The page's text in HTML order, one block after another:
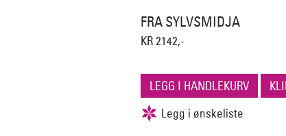
FRA SYLVSMIDJA
KR 2142,-